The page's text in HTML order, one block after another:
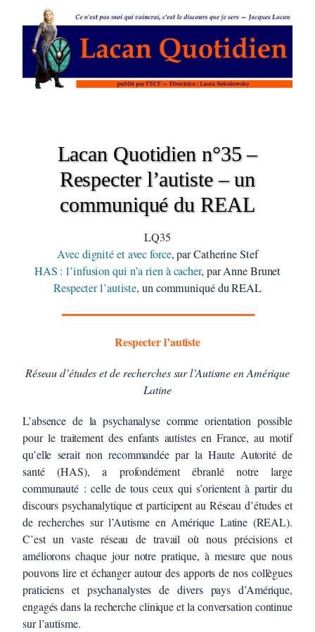
Lacan Quotidien n°35 –
Respecter l’autiste – un
communiqué du REAL
LQ35
Avec dignité et avec force, par Catherine Stef
HAS : l’infusion qui n’a rien à cacher, par Anne Brunet
Respecter l’autiste, un communiqué du REAL
Respecter l’autiste
Réseau d’études et de recherches sur l’Autisme en Amérique
Latine
L’absence de la psychanalyse comme orientation possible
pour le traitement des enfants autistes en France, au motif
qu’elle serait non recommandée par la Haute Autorité de
santé (HAS), a profondément ébranlé notre large
communauté : celle de tous ceux qui s’orientent à partir du
discours psychanalytique et participent au Réseau d’études et
de recherches sur l’Autisme en Amérique Latine (REAL).
C’est un vaste réseau de travail où nous précisions et
améliorons chaque jour notre pratique, à mesure que nous
pouvons lire et échanger autour des apports de nos collègues
praticiens et psychanalystes de divers pays d’Amérique,
engagés dans la recherche clinique et la conversation continue
sur l’autisme.